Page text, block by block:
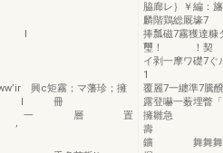
l
．
矩霧；マ藩珍；擁
甲 I 冊
層 置
一 ’
窺り⋮
脇廊レ
麟階鶏
捧瓢磁7霧獲達糠
璽！
イ剥一摩ワ礎7ぐ
1 ＼27・
覆麗7一纏準7騰
露登嚇一
擁
壽 「
鑛 舞舞舞騰